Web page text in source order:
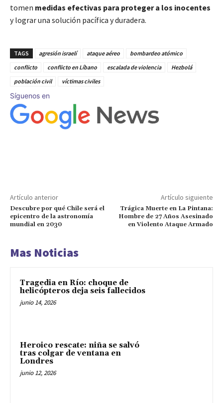
tomen medidas efectivas para proteger a los inocentes
y lograr una solución pacífica y duradera.
TAGS agresión israelí ataque aéreo
bombardeo atómico
conflicto
conflicto en Líbano escalada de violencia
Hezbolá
población civil
víctimas civiles
Síguenos en
Artículo anterior
Descubre por qué Chile será el
epicentro de la astronomía
mundial en 2030
Artículo siguiente
Trágica Muerte en La Pintana:
Hombre de 27 Años Asesinado
en Violento Ataque Armado
Mas Noticias
Tragedia en Río: choque de
helicópteros deja seis fallecidos
junio 14, 2026
Heroico rescate: niña se salvó
tras colgar de ventana en
Londres
junio 12, 2026